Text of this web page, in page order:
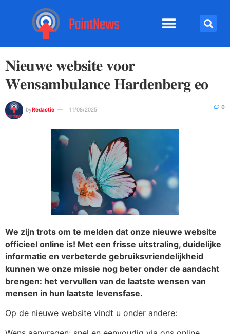
𝐍𝐢𝐞𝐮𝐰𝐞 𝐰𝐞𝐛𝐬𝐢𝐭𝐞 𝐯𝐨𝐨𝐫
𝐖𝐞𝐧𝐬𝐚𝐦𝐛𝐮𝐥𝐚𝐧𝐜𝐞 𝐇𝐚𝐫𝐝𝐞𝐧𝐛𝐞𝐫𝐠 𝐞𝐨
byRedactie 11/08/2025 0
We zijn trots om te melden dat onze nieuwe website
officieel online is! Met een frisse uitstraling, duidelijke
informatie en verbeterde gebruiksvriendelijkheid
kunnen we onze missie nog beter onder de aandacht
brengen: het vervullen van de laatste wensen van
mensen in hun laatste levensfase.
Op de nieuwe website vindt u onder andere: